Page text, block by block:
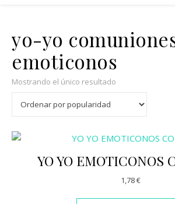
yo-yo
emoticonos
Mostrando el único resultado
YO YO EMOTICONOS
1,78€